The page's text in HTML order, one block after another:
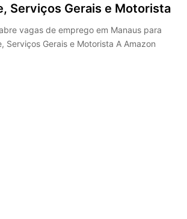
Serviços Gerais e Motorista
vagas de emprego em Manaus para
Serviços Gerais e Motorista A Amazon